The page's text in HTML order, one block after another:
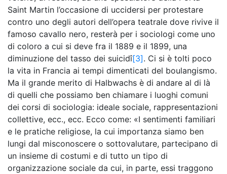
Saint Martin l’occasione di uccidersi per protestare
contro uno degli autori dell’opera teatrale dove rivive il
famoso cavallo nero, resterà per i sociologi come uno
di coloro a cui si deve fra il 1889 e il 1899, una
diminuzione del tasso dei suicidî[3]. Ci si è tolti poco
la vita in Francia ai tempi dimenticati del boulangismo.
Ma il grande merito di Halbwachs è di andare al di là
di quelli che possiamo ben chiamare i luoghi comuni
dei corsi di sociologia: ideale sociale, rappresentazioni
collettive, ecc., ecc. Ecco come: «I sentimenti familiari
e le pratiche religiose, la cui importanza siamo ben
lungi dal misconoscere o sottovalutare, partecipano di
un insieme di costumi e di tutto un tipo di
organizzazione sociale da cui, in parte, essi traggono